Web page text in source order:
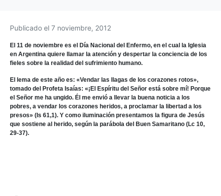
Publicado el 7 noviembre, 2012
El 11 de noviembre es el Día Nacional del Enfermo, en el cual la Iglesia
en Argentina quiere llamar la atención y despertar la conciencia de los
fieles sobre la realidad del sufrimiento humano.
El lema de este año es: «Vendar las llagas de los corazones rotos»,
tomado del Profeta Isaías: «¡El Espíritu del Señor está sobre mí! Porque
el Señor me ha ungido. Él me envió a llevar la buena noticia a los
pobres, a vendar los corazones heridos, a proclamar la libertad a los
presos» (Is 61,1). Y como iluminación presentamos la figura de Jesús
que sostiene al herido, según la parábola del Buen Samaritano (Lc 10,
29-37).